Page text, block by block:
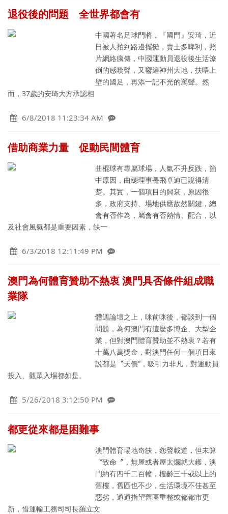
退役後的問題 全世界都會有
中國著名足球門將，『國門』安琦，近
日被人拍到路邊擺攤，賣士多啤利，照
片網絡瘋傳，中國運動員退役後生活潦
倒的感嘆聲，又響遍神州大地，扶唔上
壁的國足，再添一記不光的罵聲。然
而，37歲的安琦大方承認相
6/8/2018 11:23:34 AM
借助商業力量 促動民間體育
曲棍球有專屬球場，人氣不升反跌，箇
中原因，曲總理事長飛卓迪已說得清
楚。其實，一個項目的興衰，原因很
多，政府支持、場地供應故然關鍵，總
會有否作為，屬會有否熱情、配合，以
及社會風氣都是重要因素，缺一
6/3/2018 12:11:49 PM
澳門為何體育贊助不熱衷 澳門具否條件組成職
業隊
體週論壇之上，咪前咪後，都談到一個
問題，為何澳門有這麼多博企、大型企
業，但對澳門體育贊助並不熱衷？若有
十萬八萬獎金，對澳門任何一個項目來
説都是〝天價”，吸引力非凡，對運動員
投入、觀眾入場都如是。
5/26/2018 3:12:50 PM
都更從來都是困難事
澳門體育場地奇缺，怨聲載道，但未算
〝致命〞，無屋或者屋太爛就大鑊，澳
門約有四千二百幢，樓齡三十或以上的
舊樓，舊區也不少，生活環境不佳甚至
惡劣，通通指望舊區重整或都都市更
新，惜運輸工務司司長羅立文